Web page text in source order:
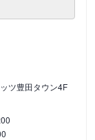
ツ豊田タウン4F